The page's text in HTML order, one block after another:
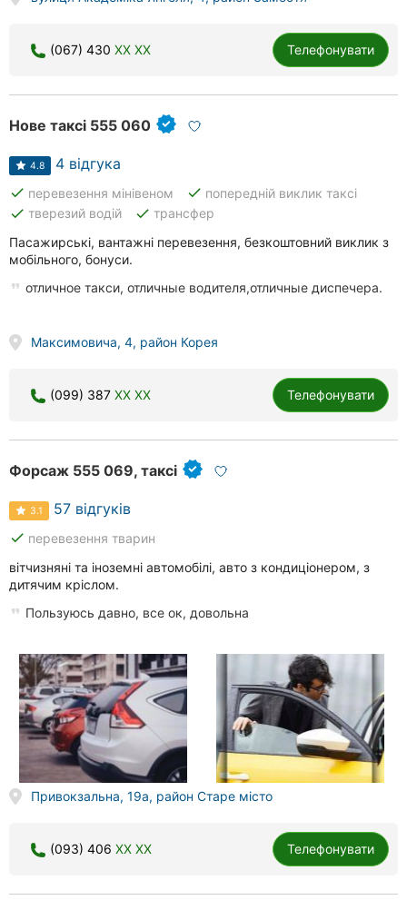
(067) 430 XX XX Телефонувати
Нове таксі 555 060
4.8 4 відгука
done перевезення мінівеном done попередній виклик таксі
done тверезий водій done трансфер
Пасажирські, вантажні перевезення, безкоштовний виклик з
мобільного, бонуси.
отличное такси, отличные водителя,отличные диспечера.
Максимовича, 4, район Корея
(099) 387 XX XX Телефонувати
Форсаж 555 069, таксі
3.1 57 відгуків
done перевезення тварин
вітчизняні та іноземні автомобілі, авто з кондиціонером, з
дитячим кріслом.
Пользуюсь давно, все ок, довольна
Привокзальна, 19а, район Старе місто
(093) 406 XX XX Телефонувати